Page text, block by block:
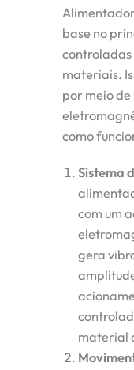
base no
materiais.
por meio
como
Sistema
com um
gera
material